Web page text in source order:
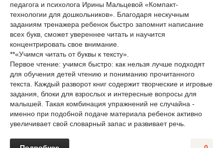
педагога и психолога Ирины Мальцевой «Компакт-
технологии для дошкольников». Благодаря нескучным
заданиям тренажера ребенок быстро запомнит написание
всех букв, сможет увереннее читать и научится
концентрировать свое внимание.
**«Учимся читать от буквы к тексту».
Первое чтение: учимся быстро: как нельзя лучше подходят
для обучения детей чтению и пониманию прочитанного
текста. Каждый разворот книг содержит творческие и игровые
задания, блоки для взрослых и интересные вопросы для
малышей. Такая комбинация упражнений не случайна -
именно при подобной подаче материала ребенок активно
увеличивает свой словарный запас и развивает речь.